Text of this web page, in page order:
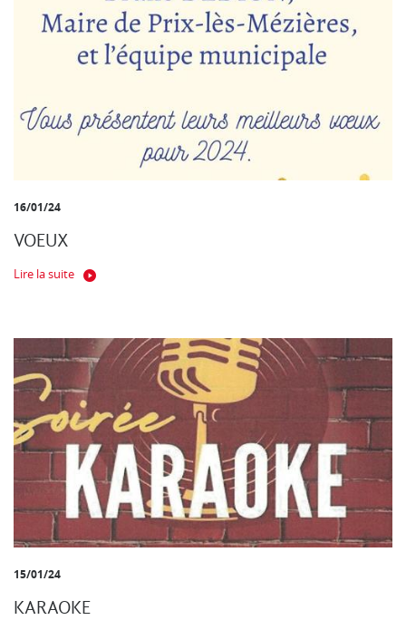
16/01/24
VOEUX
Lire la suite
15/01/24
KARAOKE